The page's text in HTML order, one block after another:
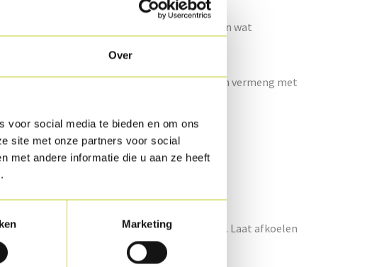
Over
voor social media te bieden en om ons
site met onze partners voor social
met andere informatie die u aan ze heeft
Marketing
in vier en vermeng met een scheutje olijfolie en wat
in fijne slierten. Snij de tomaten in twee en vermeng met
in een fijne zeef. Voeg er de ketchup en de
en voeg er peper en zout aan toe. Laat afkoelen